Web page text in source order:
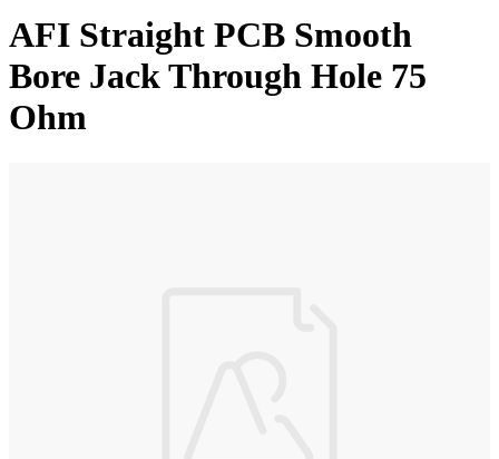
AFI Straight PCB Smooth
Bore Jack Through Hole 75
Ohm